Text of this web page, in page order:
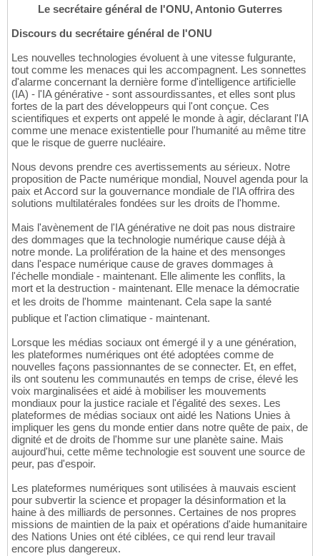
Le secrétaire général de l'ONU, Antonio Guterres
Discours du secrétaire général de l'ONU
Les nouvelles technologies évoluent à une vitesse fulgurante,
tout comme les menaces qui les accompagnent. Les sonnettes
d'alarme concernant la dernière forme d'intelligence artificielle
(IA) - l'IA générative - sont assourdissantes, et elles sont plus
fortes de la part des développeurs qui l'ont conçue. Ces
scientifiques et experts ont appelé le monde à agir, déclarant l'IA
comme une menace existentielle pour l'humanité au même titre
que le risque de guerre nucléaire.
Nous devons prendre ces avertissements au sérieux. Notre
proposition de Pacte numérique mondial, Nouvel agenda pour la
paix et Accord sur la gouvernance mondiale de l'IA offrira des
solutions multilatérales fondées sur les droits de l'homme.
Mais l'avènement de l'IA générative ne doit pas nous distraire
des dommages que la technologie numérique cause déjà à
notre monde. La prolifération de la haine et des mensonges
dans l'espace numérique cause de graves dommages à
l'échelle mondiale - maintenant. Elle alimente les conflits, la
mort et la destruction - maintenant. Elle menace la démocratie
et les droits de l'homme  maintenant. Cela sape la santé
publique et l'action climatique - maintenant.
Lorsque les médias sociaux ont émergé il y a une génération,
les plateformes numériques ont été adoptées comme de
nouvelles façons passionnantes de se connecter. Et, en effet,
ils ont soutenu les communautés en temps de crise, élevé les
voix marginalisées et aidé à mobiliser les mouvements
mondiaux pour la justice raciale et l'égalité des sexes. Les
plateformes de médias sociaux ont aidé les Nations Unies à
impliquer les gens du monde entier dans notre quête de paix, de
dignité et de droits de l'homme sur une planète saine. Mais
aujourd'hui, cette même technologie est souvent une source de
peur, pas d'espoir.
Les plateformes numériques sont utilisées à mauvais escient
pour subvertir la science et propager la désinformation et la
haine à des milliards de personnes. Certaines de nos propres
missions de maintien de la paix et opérations d'aide humanitaire
des Nations Unies ont été ciblées, ce qui rend leur travail
encore plus dangereux.